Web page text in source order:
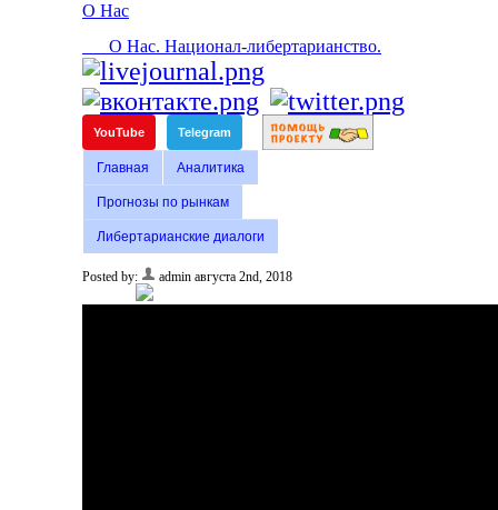
О Нас
О Нас. Национал-либертарианство.
YouTube Telegram
Главная Аналитика
Прогнозы по рынкам
Либертарианские диалоги
Posted by: admin августа 2nd, 2018